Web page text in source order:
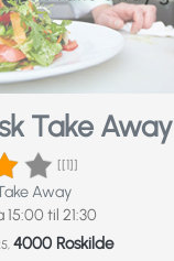
Take
[[1]]
Away
til 21:30
4000 Roskilde